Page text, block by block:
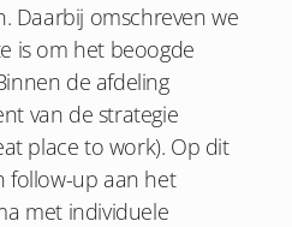
Daarbij omschreven we
is om het beoogde
de afdeling
van de strategie
place to work). Op dit
follow-up aan het
met individuele